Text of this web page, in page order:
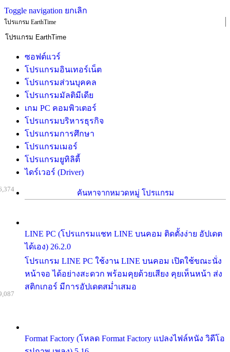
Toggle navigation ยกเลิก
โปรแกรม EarthTime
ซอฟต์แวร์
โปรแกรมอินเทอร์เน็ต
โปรแกรมส่วนบุคคล
โปรแกรมมัลติมีเดีย
เกม PC คอมพิวเตอร์
โปรแกรมบริหารธุรกิจ
โปรแกรมการศึกษา
โปรแกรมเมอร์
โปรแกรมยูทิลิตี้
ไดร์เวอร์ (Driver)
ค้นหาจากหมวดหมู่ โปรแกรม
LINE PC (โปรแกรมแชท LINE บนคอม ติดตั้งง่าย อัปเดต
ได้เอง) 26.2.0
โปรแกรม LINE PC ใช้งาน LINE บนคอม เปิดใช้ขณะนั่ง
หน้าจอ ได้อย่างสะดวก พร้อมคุยด้วยเสียง คุยเห็นหน้า ส่ง
สติกเกอร์ มีการอัปเดตสม่ำเสมอ
Format Factory (โหลด Format Factory แปลงไฟล์หนัง วิดีโอ